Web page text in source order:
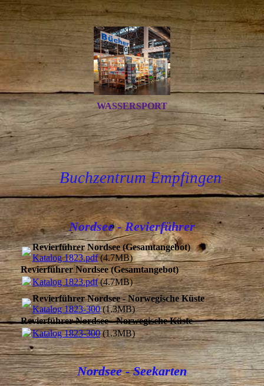
WASSERSPORT
Buchzentrum Empfingen
Nordsee - Revierführer
Revierführer Nordsee (Gesamtangebot)
Katalog 1823.pdf(4.7MB)
Revierführer Nordsee (Gesamtangebot)
Katalog 1823.pdf(4.7MB)
Revierführer Nordsee - Norwegische Küste
Katalog 1823-300(1.3MB)
Revierführer Nordsee - Norwegische Küste
Katalog 1823-300(1.3MB)
Nordsee - Seekarten